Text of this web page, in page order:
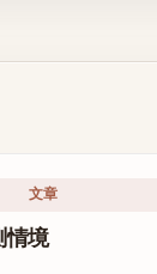
文章
情境